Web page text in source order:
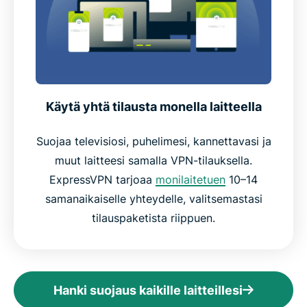
Käytä yhtä tilausta monella laitteella
Suojaa televisiosi, puhelimesi, kannettavasi ja
muut laitteesi samalla VPN-tilauksella.
ExpressVPN tarjoaa monilaitetuen 10–14
samanaikaiselle yhteydelle, valitsemastasi
tilauspaketista riippuen.
Hanki suojaus kaikille laitteillesi